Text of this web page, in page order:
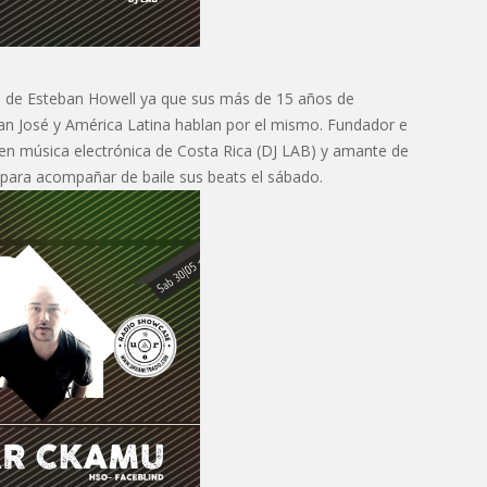
Esteban Howell ya que sus más de 15 años de
José y América Latina hablan por el mismo. Fundador e
música electrónica de Costa Rica (DJ LAB) y amante de
acompañar de baile sus beats el sábado.